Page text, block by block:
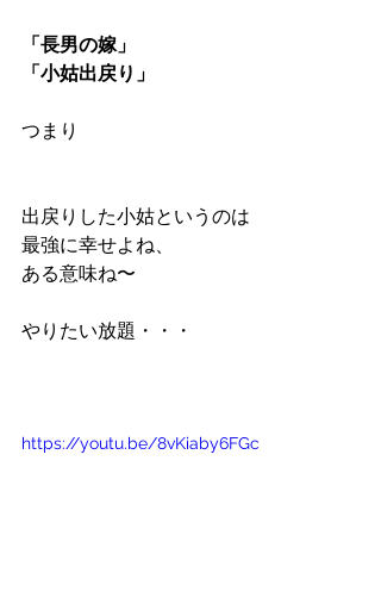
「長男の嫁」
「小姑出戻り」
つまり
出戻りした小姑というのは
最強に幸せよね、
ある意味ね〜
やりたい放題・・・
https://youtu.be/8vKiaby6FGc